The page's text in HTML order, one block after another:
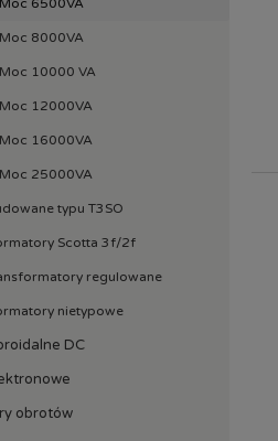
Moc 8000VA
Moc 10000 VA
Moc 12000VA
Moc 16000VA
Moc 25000VA
typu T3SO
Scotta 3f/2f
regulowane
nietypowe
DC
obrotów